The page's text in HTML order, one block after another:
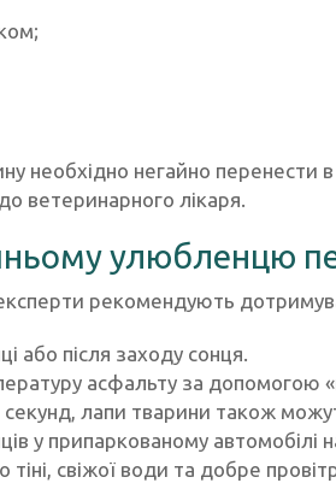
необхідно негайно
ветеринарного лікаря.
улюбленцю
рекомендують
або після заходу сонця.
асфальту за допомогою
секунд, лапи тварини також
у припаркованому автомобілі
свіжої води та добре